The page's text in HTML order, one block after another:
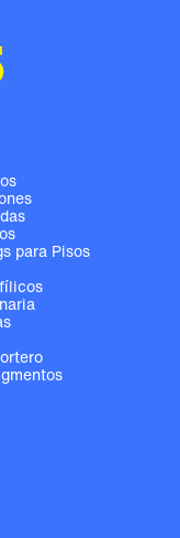
para Pisos